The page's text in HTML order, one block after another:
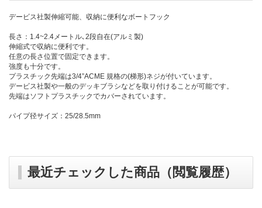
デービス社製伸縮可能、収納に便利なボートフック
長さ：1.4~2.4メートル､2段自在(アルミ製)
伸縮式で収納に便利です。
任意の長さ位置で固定できます。
強度も十分です。
プラスチック先端は3/4”ACME 規格の(梯形)ネジが付いています。
デービス社製や一般のデッキブラシなどを取り付けることが可能です。
先端はソフトプラスチックでカバーされています。
パイプ径サイズ：25/28.5mm
最近チェックした商品（閲覧履歴）